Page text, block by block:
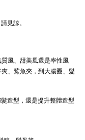
見諒。
風、甜美風還是率性風
、鯊魚夾，到大腸圈、髮
造型，還是提升整體造型